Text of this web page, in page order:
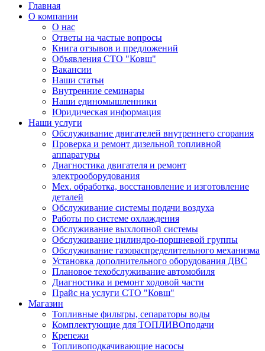
Главная
О компании
О нас
Ответы на частые вопросы
Книга отзывов и предложений
Объявления СТО "Ковш"
Вакансии
Наши статьи
Внутренние семинары
Наши единомышленники
Юридическая информация
Наши услуги
Обслуживание двигателей внутреннего сгорания
Проверка и ремонт дизельной топливной
аппаратуры
Диагностика двигателя и ремонт
электрооборудования
Мех. обработка, восстановление и изготовление
деталей
Обслуживание системы подачи воздуха
Работы по системе охлаждения
Обслуживание выхлопной системы
Обслуживание цилиндро-поршневой группы
Обслуживание газораспределительного механизма
Установка дополнительного оборудования ДВС
Плановое техобслуживание автомобиля
Диагностика и ремонт ходовой части
Прайс на услуги СТО "Ковш"
Магазин
Топливные фильтры, сепараторы воды
Комплектующие для ТОПЛИВОподачи
Крепежи
Топливоподкачивающие насосы